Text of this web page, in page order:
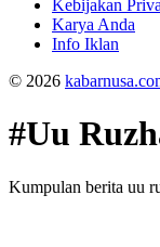
Kebijakan
Karya Anda
Info Iklan
© 2026
#Uu
Kumpulan berita uu